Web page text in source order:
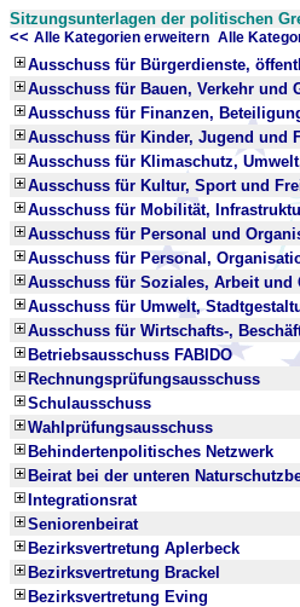
Sitzungsunterlagen der politischen
<< Alle Kategorien erweitern Alle
Ausschuss für Bürgerdienste,
Ausschuss für Bauen, Verkehr und
Ausschuss für Finanzen,
Ausschuss für Kinder, Jugend und
Ausschuss für Klimaschutz,
Ausschuss für Kultur, Sport und
Ausschuss für Mobilität,
Ausschuss für Personal und
Ausschuss für Personal,
Ausschuss für Soziales, Arbeit und
Ausschuss für Umwelt,
Ausschuss für Wirtschafts-,
Betriebsausschuss FABIDO
Rechnungsprüfungsausschuss
Schulausschuss
Wahlprüfungsausschuss
Behindertenpolitisches Netzwerk
Beirat bei der unteren
Integrationsrat
Seniorenbeirat
Bezirksvertretung Aplerbeck
Bezirksvertretung Brackel
Bezirksvertretung Eving